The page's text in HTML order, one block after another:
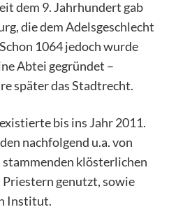
dem 9. Jahrhundert gab
die dem Adelsgeschlecht
1064 jedoch wurde
Abtei gegründet –
später das Stadtrecht.
bis ins Jahr 2011.
nachfolgend u.a. von
klösterlichen
Priestern genutzt, sowie
Institut.